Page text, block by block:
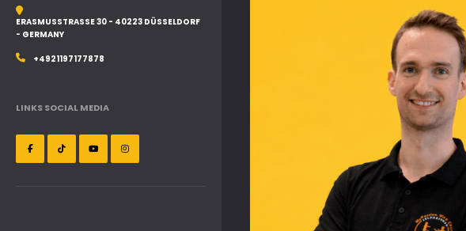
ERASMUSSTRASSE 30 - 40223 DÜSSELDORF -
GERMANY
+4921197177878
LINKS SOCIAL MEDIA